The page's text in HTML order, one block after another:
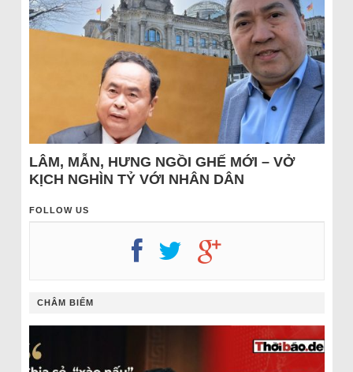
LÂM, MẪN, HƯNG NGỒI GHẾ MỚI – VỞ
KỊCH NGHÌN TỶ VỚI NHÂN DÂN
FOLLOW US
CHÂM BIẾM